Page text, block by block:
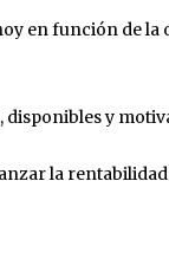
en función de la
y
la